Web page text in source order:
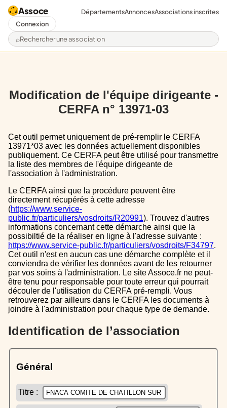
Assoce
Rechercher une association
DépartementsAnnoncesAssociations inscrites
Connexion
Modification de l'équipe dirigeante -
CERFA n° 13971-03
Cet outil permet uniquement de pré-remplir le CERFA
13971*03 avec les données actuellement disponibles
publiquement. Ce CERFA peut être utilisé pour transmettre
la liste des membres de l'équipe dirigeante de
l'association à l'administration.
Le CERFA ainsi que la procédure peuvent être
directement récupérés à cette adresse
(https://www.service-
public.fr/particuliers/vosdroits/R20991). Trouvez d'autres
informations concernant cette démarche ainsi que la
possibiltié de la réaliser en ligne à l'adresse suivante :
https://www.service-public.fr/particuliers/vosdroits/F34797.
Cet outil n'est en aucun cas une démarche complète et il
conviendra de vérifier les données avant de les retourner
par vos soins à l'administration. Le site Assoce.fr ne peut-
être tenu pour responsable pour toute erreur qui pourrait
découler de l'utilisation du CERFA pré-rempli. Vous
retrouverez par ailleurs dans le CERFA les documents à
joindre à l'administration pour chaque type de demande.
Identification de l’association
Général
Titre :